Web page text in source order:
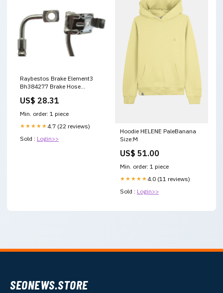
Raybestos Brake Element3
Bh384277 Brake Hose
US$ 28.31
Min. order: 1 piece
★★★★★ 4.7 (22 reviews)
Sold : Login>>
Hoodie HELENE PaleBanana
Size:M
US$ 51.00
Min. order: 1 piece
★★★★★ 4.0 (11 reviews)
Sold : Login>>
SEONEWS.STORE